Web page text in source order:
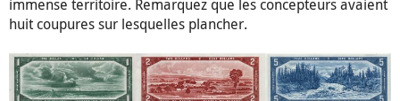
immense territoire. Remarquez que les concepteurs avaient
huit coupures sur lesquelles plancher.